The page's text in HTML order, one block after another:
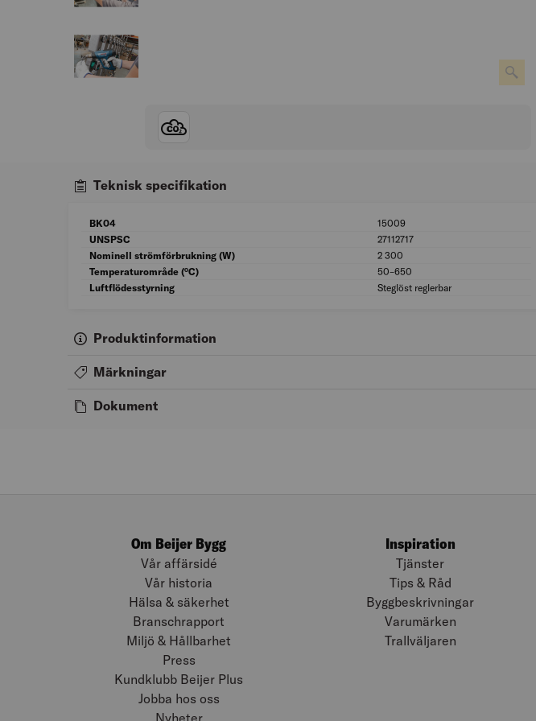
Teknisk specifikation
BK04 15009
UNSPSC
27112717
Nominell strömförbrukning (W)
2 300
Temperaturområde (°C)
50–650
Luftflödesstyrning
Steglöst reglerbar
Produktinformation
Märkningar
Dokument
Om Beijer Bygg
Vår affärsidé
Vår historia
Hälsa & säkerhet
Branschrapport
Miljö & Hållbarhet
Press
Kundklubb Beijer Plus
Jobba hos oss
Nyheter
Inspiration
Tjänster
Tips & Råd
Byggbeskrivningar
Varumärken
Trallväljaren